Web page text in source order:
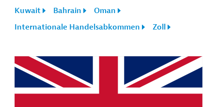
Kuwait
Bahrain
Oman
Internationale Handelsabkommen
Zoll